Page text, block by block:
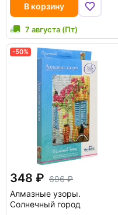
В корзину
7 августа (Пт)
-50%
348
696
Алмазные узоры.
Солнечный город